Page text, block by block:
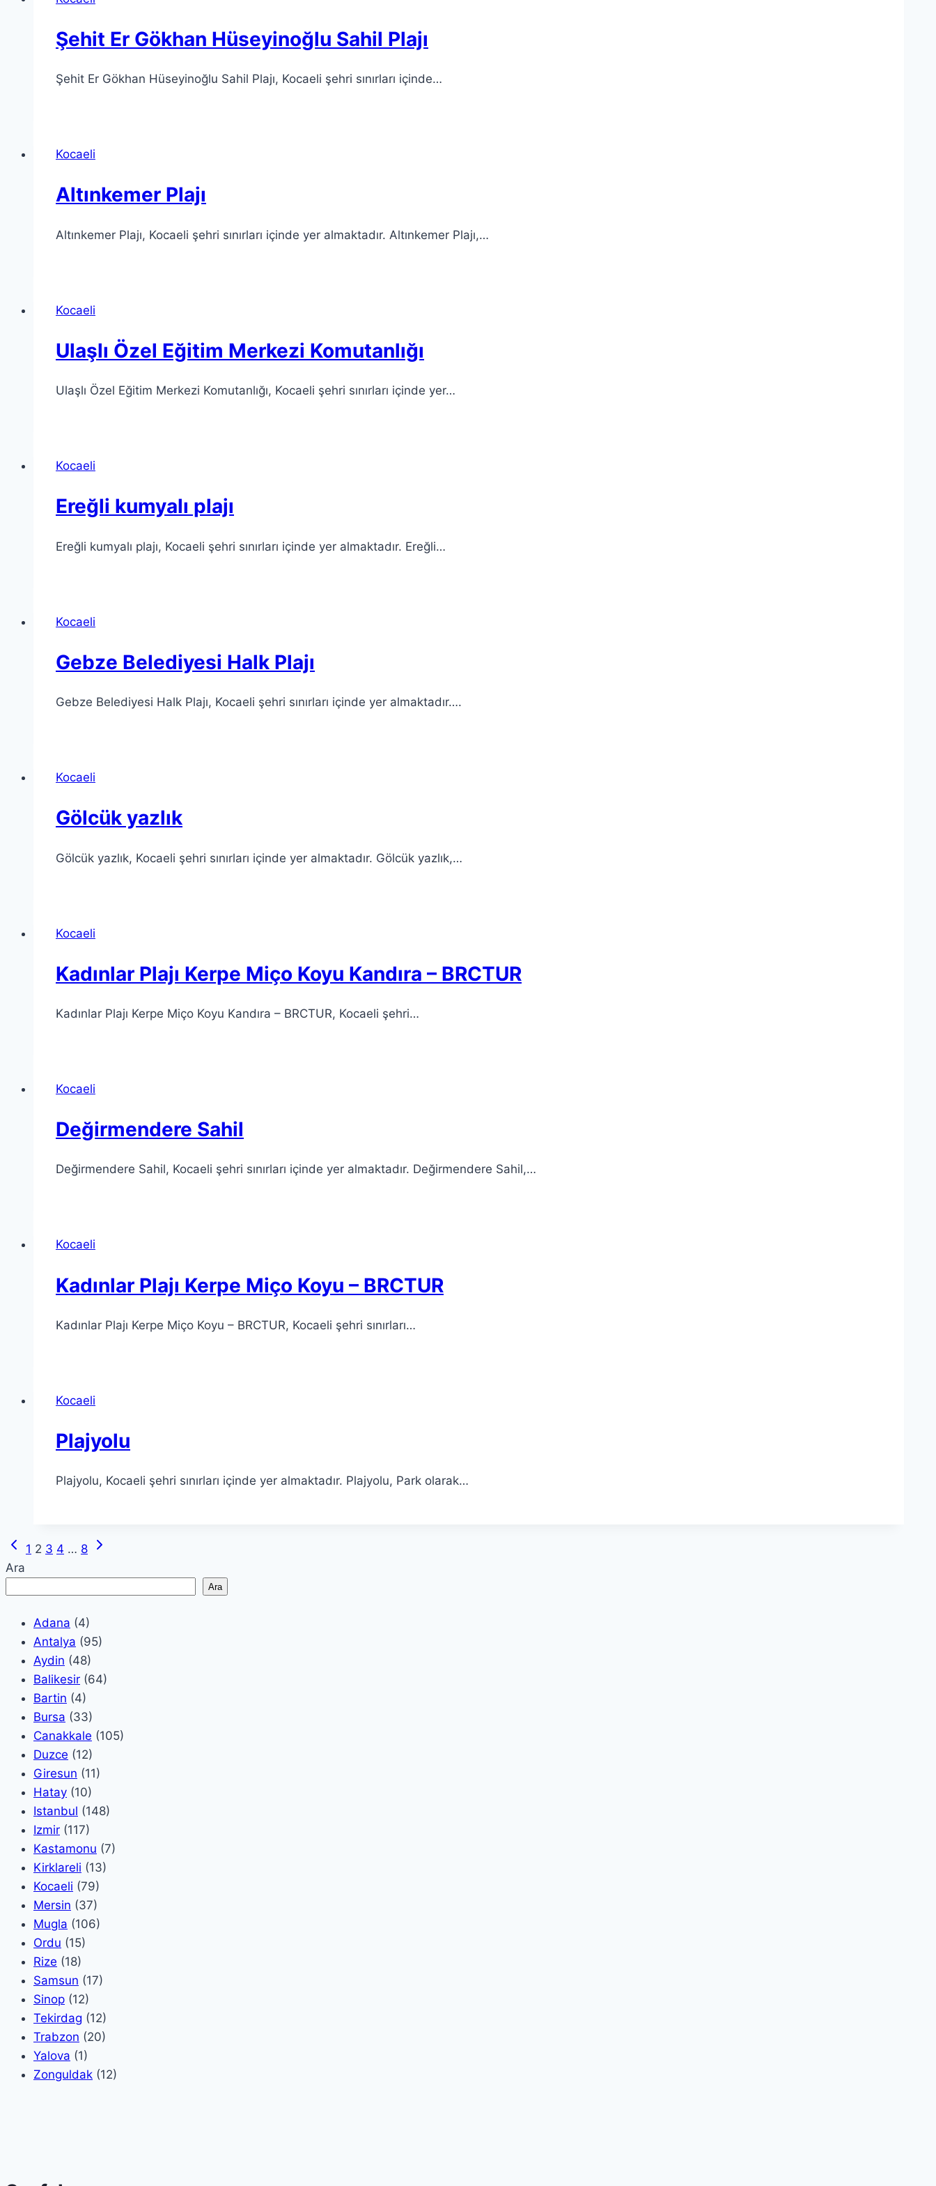
Şehit Er Gökhan Hüseyinoğlu Sahil Plajı
Şehit Er Gökhan Hüseyinoğlu Sahil Plajı, Kocaeli şehri sınırları içinde…
Kocaeli
Altınkemer Plajı
Altınkemer Plajı, Kocaeli şehri sınırları içinde yer almaktadır. Altınkemer Plajı,…
Kocaeli
Ulaşlı Özel Eğitim Merkezi Komutanlığı
Ulaşlı Özel Eğitim Merkezi Komutanlığı, Kocaeli şehri sınırları içinde yer…
Kocaeli
Ereğli kumyalı plajı
Ereğli kumyalı plajı, Kocaeli şehri sınırları içinde yer almaktadır. Ereğli…
Kocaeli
Gebze Belediyesi Halk Plajı
Gebze Belediyesi Halk Plajı, Kocaeli şehri sınırları içinde yer almaktadır….
Kocaeli
Gölcük yazlık
Gölcük yazlık, Kocaeli şehri sınırları içinde yer almaktadır. Gölcük yazlık,…
Kocaeli
Kadınlar Plajı Kerpe Miço Koyu Kandıra – BRCTUR
Kadınlar Plajı Kerpe Miço Koyu Kandıra – BRCTUR, Kocaeli şehri…
Kocaeli
Değirmendere Sahil
Değirmendere Sahil, Kocaeli şehri sınırları içinde yer almaktadır. Değirmendere Sahil,…
Kocaeli
Kadınlar Plajı Kerpe Miço Koyu – BRCTUR
Kadınlar Plajı Kerpe Miço Koyu – BRCTUR, Kocaeli şehri sınırları…
Kocaeli
Plajyolu
Plajyolu, Kocaeli şehri sınırları içinde yer almaktadır. Plajyolu, Park olarak…
Page
navigation
Previous
Page
1 2 3 4 … 8
Next
Ara
Ara
Adana (4)
Antalya (95)
Aydin (48)
Balikesir (64)
Bartin (4)
Bursa (33)
Canakkale (105)
Duzce (12)
Giresun (11)
Hatay (10)
Istanbul (148)
Izmir (117)
Kastamonu (7)
Kirklareli (13)
Kocaeli (79)
Mersin (37)
Mugla (106)
Ordu (15)
Rize (18)
Samsun (17)
Sinop (12)
Tekirdag (12)
Trabzon (20)
Yalova (1)
Zonguldak (12)